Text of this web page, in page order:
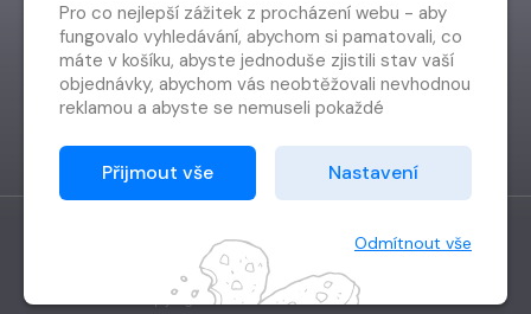
Vytvořilo Grand IT s.r.o.
Copyright © 2026 Radioservis a.s.
Pro co nejlepší zážitek z procházení webu - aby
fungovalo vyhledávání, abychom si pamatovali, co
máte v košíku, abyste jednoduše zjistili stav vaší
objednávky, abychom vás neobtěžovali nevhodnou
reklamou a abyste se nemuseli pokaždé
Proto od vás potřebujeme souhlas se
zpracováním souborů cookies
Děkujeme, že nám ho dáte a pomůžete nám tak
Přijmout vše Nastavení
Odmítnout vše